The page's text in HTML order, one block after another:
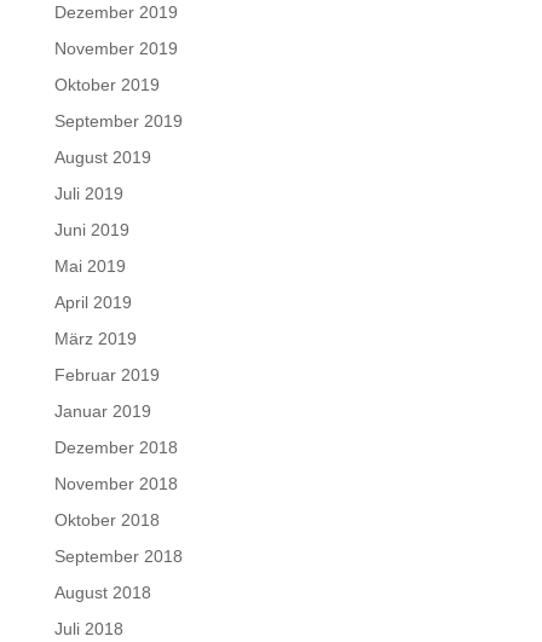
Dezember 2019
November 2019
Oktober 2019
September 2019
August 2019
Juli 2019
Juni 2019
Mai 2019
April 2019
März 2019
Februar 2019
Januar 2019
Dezember 2018
November 2018
Oktober 2018
September 2018
August 2018
Juli 2018